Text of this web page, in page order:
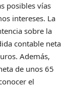
posibles vías
intereses. La
sobre la
contable neta
Además,
de unos 65
el